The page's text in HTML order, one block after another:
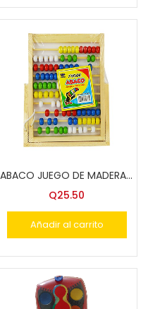
ABACO JUEGO DE MADERA TUCAN
Q25.50
Añadir al carrito